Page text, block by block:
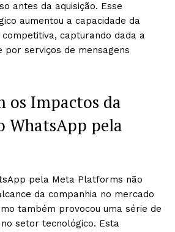
antes da aquisição. Esse
aumentou a capacidade da
capturando dada a
por serviços de mensagens
os Impactos da
WhatsApp pela
pela Meta Platforms não
da companhia no mercado
também provocou uma série de
setor tecnológico. Esta